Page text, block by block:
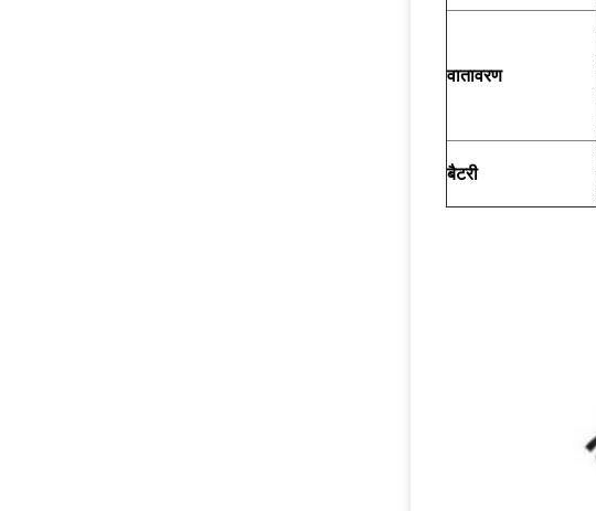
वातावरण
बैटरी